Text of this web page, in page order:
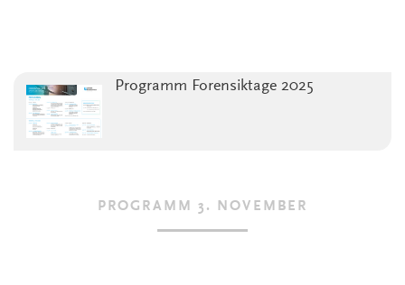
Programm Forensiktage 2025
PROGRAMM 3. NOVEMBER